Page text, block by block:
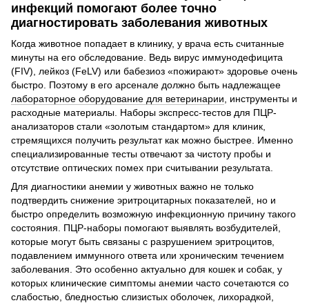
инфекций помогают более точно
диагностировать заболевания животных
Когда животное попадает в клинику, у врача есть считанные
минуты на его обследование. Ведь вирус иммунодефицита
(FIV), лейкоз (FeLV) или бабезиоз «пожирают» здоровье очень
быстро. Поэтому в его арсенале должно быть надлежащее
лабораторное оборудование для ветеринарии , инструменты и
расходные материалы. Наборы экспресс-тестов для ПЦР-
анализаторов стали «золотым стандартом» для клиник,
стремящихся получить результат как можно быстрее. Именно
специализированные тесты отвечают за чистоту пробы и
отсутствие оптических помех при считывании результата.
Для диагностики анемии у животных важно не только
подтвердить снижение эритроцитарных показателей, но и
быстро определить возможную инфекционную причину такого
состояния. ПЦР-наборы помогают выявлять возбудителей,
которые могут быть связаны с разрушением эритроцитов,
подавлением иммунного ответа или хроническим течением
заболевания. Это особенно актуально для кошек и собак, у
которых клинические симптомы анемии часто сочетаются со
слабостью, бледностью слизистых оболочек, лихорадкой,